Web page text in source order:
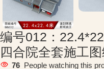
编号012：
四合院全套施工
76 People watching this